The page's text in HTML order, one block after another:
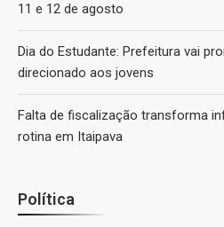
11 e 12 de agosto
Dia do Estudante: Prefeitura vai
direcionado aos jovens
Falta de fiscalização transforma
rotina em Itaipava
Política